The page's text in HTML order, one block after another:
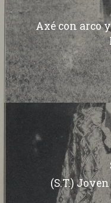
Axé con arco
(S.T.)